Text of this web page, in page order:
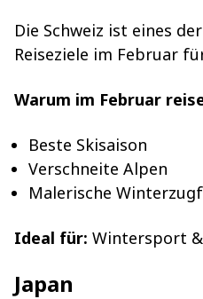
Die Schweiz ist eines
Reiseziele im Februar
Warum im Februar
Beste Skisaison
Verschneite Alpen
Malerische
Ideal für: Wintersport
Japan